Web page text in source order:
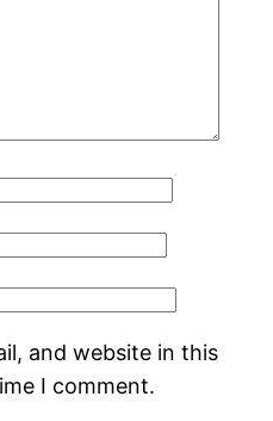
and website in this
I comment.